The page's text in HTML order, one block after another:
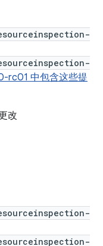
rc01 中包含这些提
改